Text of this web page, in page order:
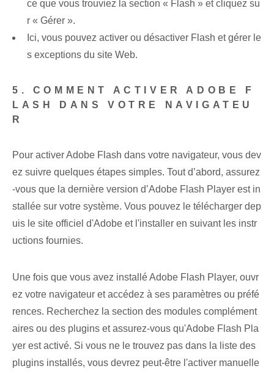
ce que vous trouviez la section « Flash » et cliquez su
r « Gérer ».
Ici, vous pouvez activer ou désactiver Flash et gérer le
s exceptions du site Web.
5. COMMENT ACTIVER ADOBE F
LASH DANS VOTRE NAVIGATEU
R
Pour activer Adobe Flash dans votre navigateur, vous dev
ez suivre quelques étapes simples. Tout d’abord, assurez
-vous que la dernière version d’Adobe Flash Player est in
stallée sur votre système. Vous pouvez le télécharger dep
uis le site officiel d'Adobe et l'installer en suivant les instr
uctions fournies.
Une fois que vous avez installé Adobe Flash Player, ouvr
ez votre navigateur et accédez à ses paramètres ou préfé
rences. Recherchez la section des modules complément
aires ou des plugins et assurez-vous qu'Adobe Flash Pla
yer est activé. Si vous ne le trouvez pas dans la liste des
plugins installés, vous devrez peut-être l'activer manuelle